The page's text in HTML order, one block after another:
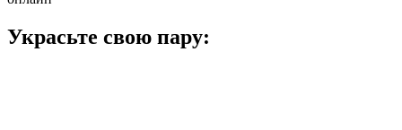
Украсьте свою пару: